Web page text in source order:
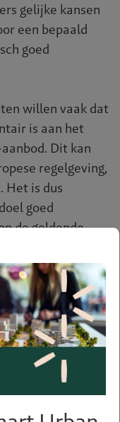
gelijke kansen
een bepaald
goed
willen vaak dat
is aan het
Dit kan
regelgeving,
Het is dus
goed
de geldende
Een ander
is de vraag wie
van de
werknemer of
gehouden
niet meer